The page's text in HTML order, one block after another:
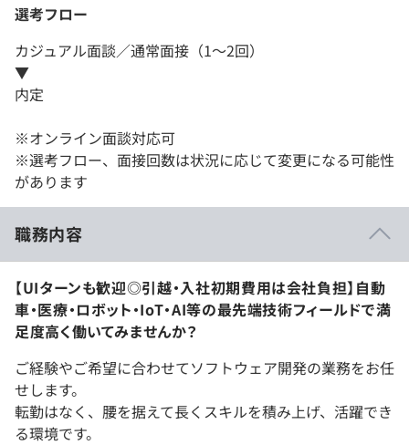
選考フロー
カジュアル面談／通常面接（1～2回）
▼
内定
※オンライン面談対応可
※選考フロー、面接回数は状況に応じて変更になる可能性
があります
職務内容
【UIターンも歓迎◎引越・入社初期費用は会社負担】自動
車・医療・ロボット・IoT・AI等の最先端技術フィールドで満
足度高く働いてみませんか？
ご経験やご希望に合わせてソフトウェア開発の業務をお任
せします。
転勤はなく、腰を据えて長くスキルを積み上げ、活躍でき
る環境です。